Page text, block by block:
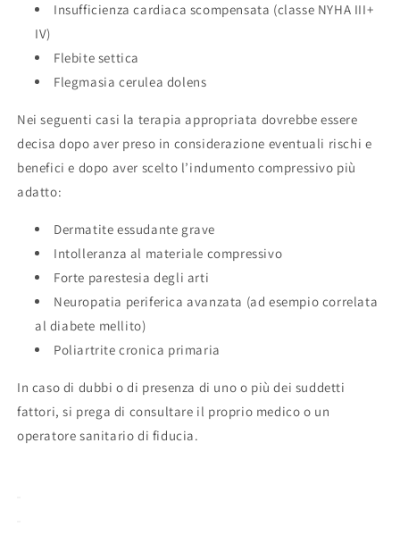
Insufficienza cardiaca scompensata (classe NYHA III+
IV)
Flebite settica
Flegmasia cerulea dolens
Nei seguenti casi la terapia appropriata dovrebbe essere
decisa dopo aver preso in considerazione eventuali rischi e
benefici e dopo aver scelto l’indumento compressivo più
adatto:
Dermatite essudante grave
Intolleranza al materiale compressivo
Forte parestesia degli arti
Neuropatia periferica avanzata (ad esempio correlata
al diabete mellito)
Poliartrite cronica primaria
In caso di dubbi o di presenza di uno o più dei suddetti
fattori, si prega di consultare il proprio medico o un
operatore sanitario di fiducia.